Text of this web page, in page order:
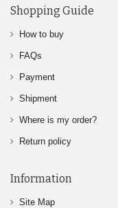
Shopping Guide
How to buy
FAQs
Payment
Shipment
Where is my order?
Return policy
Information
Site Map